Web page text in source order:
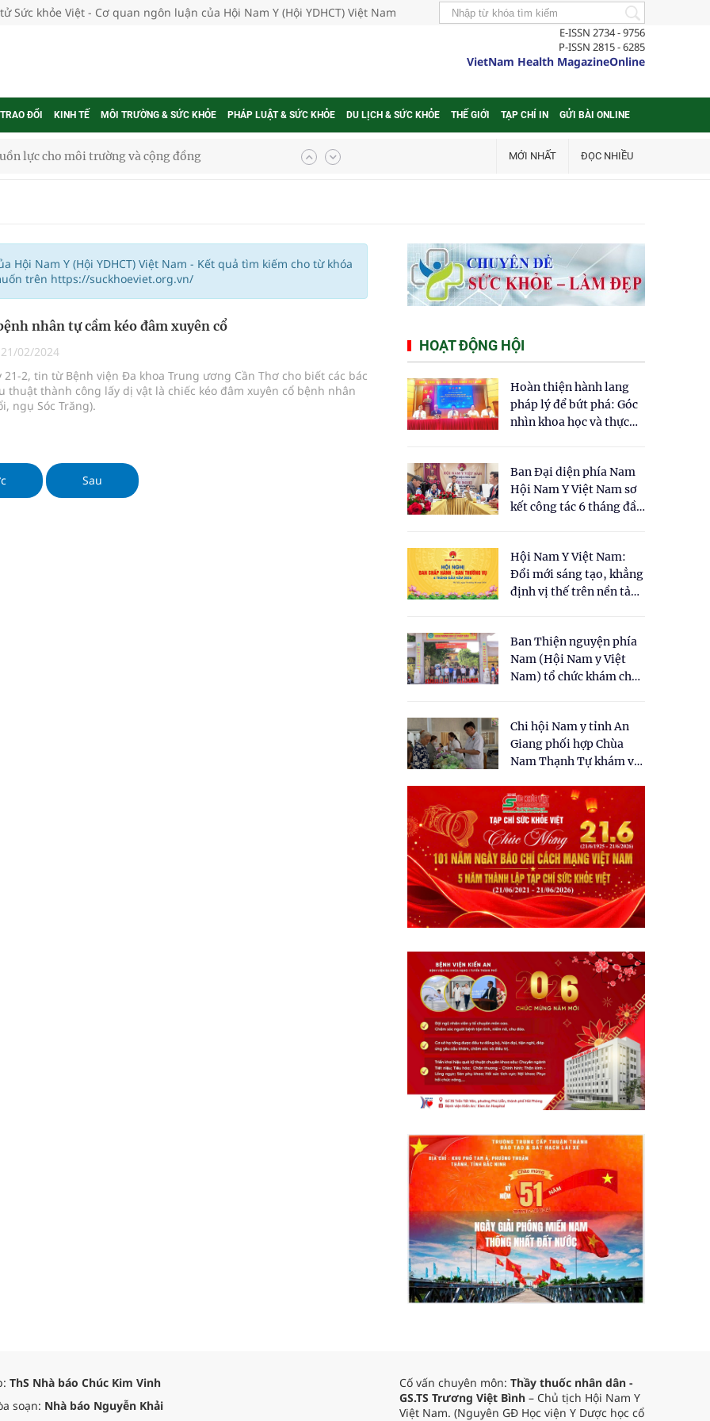
Sức khỏe Việt - Cơ quan ngôn luận của Hội Nam Y (Hội YDHCT) Việt Nam
E-ISSN 2734 - 9756
P-ISSN 2815 - 6285
VietNam Health MagazineOnline
ĐỔI KINH TẾ MÔI TRƯỜNG & SỨC KHỎE PHÁP LUẬT & SỨC KHỎE DU LỊCH & SỨC KHỎE THẾ GIỚI TẠP CHÍ IN GỬI BÀI ONLINE
lực cho môi trường và cộng đồng
riêng 2026
vực cấp cứu, điều trị đột quỵ
lại khai thác vào ngày 19/8
tăng cường chống hàng giả và gian lận thương
ương cơ sở 2 đón hơn 500 lượt khám
MỚI NHẤT ĐỌC NHIỀU
Hội Nam Y (Hội YDHCT) Việt Nam - Kết quả tìm kiếm cho từ khóa
trên https://suckhoeviet.org.vn/
nhân tự cầm kéo đâm xuyên cổ
21/02/2024
21-2, tin từ Bệnh viện Đa khoa Trung ương Cần Thơ cho biết các bác
thuật thành công lấy dị vật là chiếc kéo đâm xuyên cổ bệnh nhân
ngụ Sóc Trăng).
Sau
HOẠT ĐỘNG HỘI
Hoàn thiện hành lang
pháp lý để bứt phá: Góc
nhìn khoa học và thực
cho Luật Y dược cổ
truyền Việt Nam"
Ban Đại diện phía Nam
Hội Nam Y Việt Nam sơ
kết công tác 6 tháng đầu
Hội Nam Y Việt Nam:
Đổi mới sáng tạo, khẳng
định vị thế trên nền tảng
Ban Thiện nguyện phía
Nam (Hội Nam y Việt
Nam) tổ chức khám chữa
dân tại xã Tân Tập
Chi hội Nam y tỉnh An
Giang phối hợp Chùa
Nam Thạnh Tự khám và
nhân dân
ThS Nhà báo Chúc Kim Vinh
soạn: Nhà báo Nguyễn Khải
Cố vấn chuyên môn: Thầy thuốc nhân dân -
GS.TS Trương Việt Bình – Chủ tịch Hội Nam Y
Việt Nam. (Nguyên GĐ Học viện Y Dược học cổ